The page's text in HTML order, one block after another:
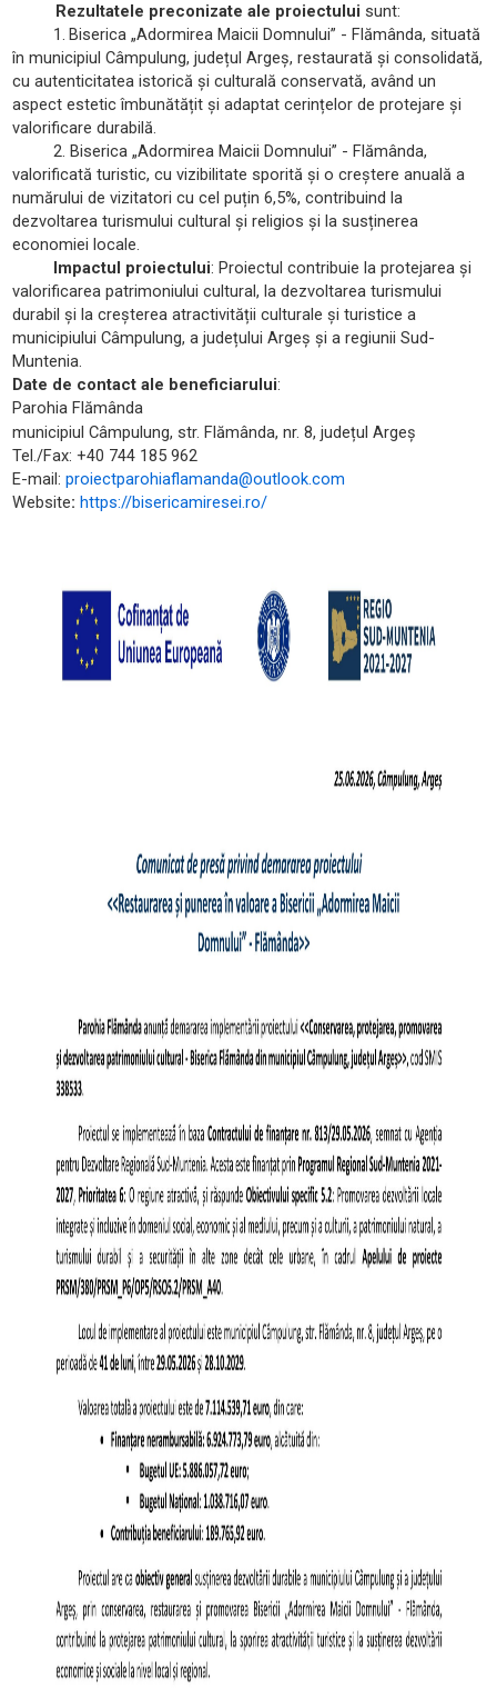
Rezultatele preconizate ale proiectului sunt:
1. Biserica „Adormirea Maicii Domnului” - Flămânda, situată
în municipiul Câmpulung, județul Argeș, restaurată și consolidată,
cu autenticitatea istorică și culturală conservată, având un
aspect estetic îmbunătățit și adaptat cerințelor de protejare și
valorificare durabilă.
2. Biserica „Adormirea Maicii Domnului” - Flămânda,
valorificată turistic, cu vizibilitate sporită și o creștere anuală a
numărului de vizitatori cu cel puțin 6,5%, contribuind la
dezvoltarea turismului cultural și religios și la susținerea
economiei locale.
Impactul proiectului: Proiectul contribuie la protejarea și
valorificarea patrimoniului cultural, la dezvoltarea turismului
durabil și la creșterea atractivității culturale și turistice a
municipiului Câmpulung, a județului Argeș și a regiunii Sud-
Muntenia.
Date de contact ale beneficiarului:
Parohia Flămânda
municipiul Câmpulung, str. Flămânda, nr. 8, județul Argeș
Tel./Fax: +40 744 185 962
E-mail: proiectparohiaflamanda@outlook.com
Website: https://bisericamiresei.ro/